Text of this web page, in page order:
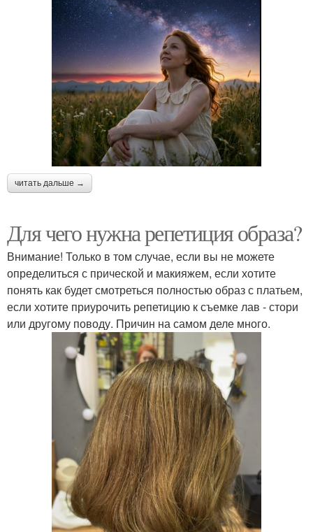
читать дальше →
Для чего нужна репетиция образа?
Внимание! Только в том случае, если вы не можете
определиться с прической и макияжем, если хотите
понять как будет смотреться полностью образ с платьем,
если хотите приурочить репетицию к съемке лав - стори
или другому поводу. Причин на самом деле много.